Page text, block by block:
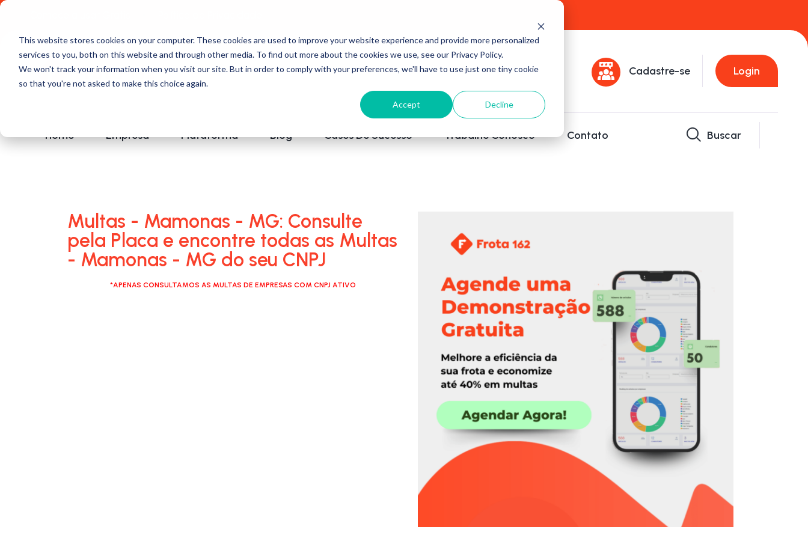
This website stores cookies on your computer. These cookies are used to improve your website experience and provide more personalized
services to you, both on this website and through other media. To find out more about the cookies we use, see our Privacy Policy.
We won't track your information when you visit our site. But in order to comply with your preferences, we'll have to use just one tiny cookie
so that you're not asked to make this choice again.
Accept Decline
Cadastre-se Login
Home Empresa Plataforma Blog Cases De Sucesso Trabalhe Conosco Contato Buscar
Multas - Mamonas - MG: Consulte
pela Placa e encontre todas as Multas
- Mamonas - MG do seu CNPJ
*APENAS CONSULTAMOS AS MULTAS DE EMPRESAS COM CNPJ ATIVO